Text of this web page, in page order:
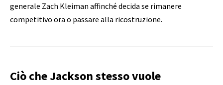
generale Zach Kleiman affinché decida se rimanere
competitivo ora o passare alla ricostruzione.
Ciò che Jackson stesso vuole